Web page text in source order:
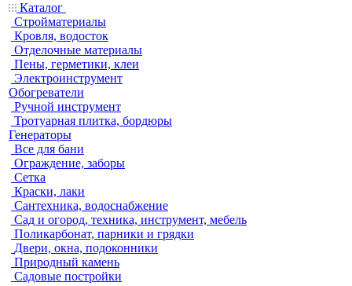
Каталог
Стройматериалы
Кровля, водосток
Отделочные материалы
Пены, герметики, клеи
Электроинструмент
Обогреватели
Ручной инструмент
Тротуарная плитка, бордюры
Генераторы
Все для бани
Ограждение, заборы
Сетка
Краски, лаки
Сантехника, водоснабжение
Сад и огород, техника, инструмент, мебель
Поликарбонат, парники и грядки
Двери, окна, подоконники
Природный камень
Садовые постройки